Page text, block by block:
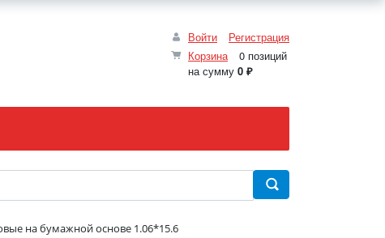
Войти
Регистрация
Корзина
0 позиций
на сумму 0 ₽
на бумажной основе 1.06*15.6